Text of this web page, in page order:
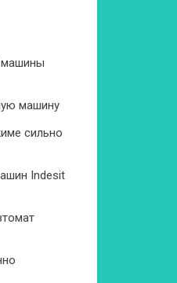
машины
машину
сильно
Indesit